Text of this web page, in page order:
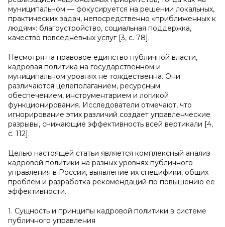
муниципальном — фокусируется на решении локальных,
практических задач, непосредственно «приближенных к
людям»: благоустройство, социальная поддержка,
качество повседневных услуг [3, с. 78].
Несмотря на правовое единство публичной власти,
кадровая политика на государственном и
муниципальном уровнях не тождественна. Они
различаются целеполаганием, ресурсным
обеспечением, инструментарием и логикой
функционирования. Исследователи отмечают, что
игнорирование этих различий создает управленческие
разрывы, снижающие эффективность всей вертикали [4,
с. 112].
Целью настоящей статьи является комплексный анализ
кадровой политики на разных уровнях публичного
управления в России, выявление их специфики, общих
проблем и разработка рекомендаций по повышению ее
эффективности.
1. Сущность и принципы кадровой политики в системе
публичного управления